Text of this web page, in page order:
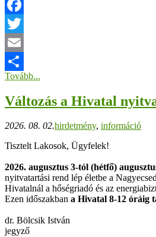
Facebook
Twitter
Email
Ossza
meg
Tovább...
Változás a Hivatal
2026. 08. 02.hirdetmény, információ
Tisztelt Lakosok, Ügyfelek!
2026. augusztus 3-tól (hétfő)
nyitvatartási rend lép életbe a
Hivatalnál a hőségriadó és az
Ezen időszakban a Hivatal 8-12 óráig
dr. Bölcsik István
jegyző